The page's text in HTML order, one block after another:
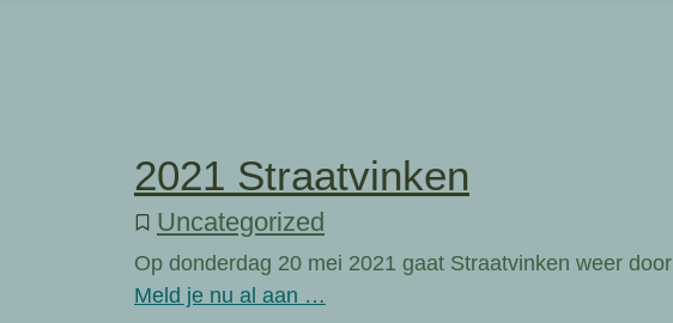
2021 Straatvinken
Uncategorized
Op donderdag 20 mei 2021 gaat Straatvinken weer door
Meld je nu al aan …